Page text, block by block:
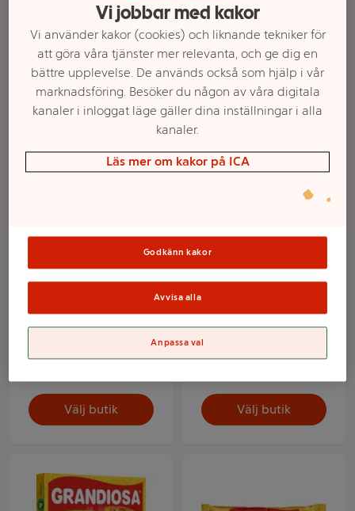
Pizza Kebab Fryst 350g
Grandiosa
Mer info
Välj butik
Pizza Mexicana Fryst
350g Grandiosa
Mer info
Välj butik
Pizza Capricciosa Fryst
Välj butik
Pizza Vesuvio Fryst
Välj butik
Vi jobbar med kakor
Vi använder kakor (cookies) och liknande tekniker för
att göra våra tjänster mer relevanta, och ge dig en
bättre upplevelse. De används också som hjälp i vår
marknadsföring. Besöker du någon av våra digitala
kanaler i inloggat läge gäller dina inställningar i alla
kanaler.
Läs mer om kakor på ICA
Godkänn kakor
Avvisa alla
Anpassa val